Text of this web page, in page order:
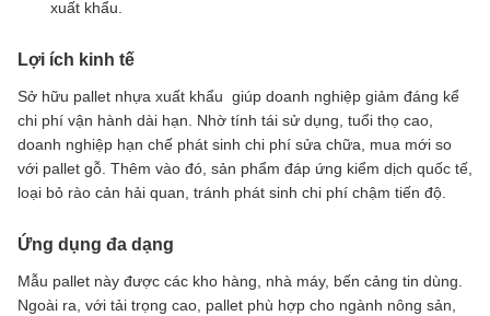
xuất khẩu.
Lợi ích kinh tế
Sở hữu pallet nhựa xuất khẩu giúp doanh nghiệp giảm đáng kể
chi phí vận hành dài hạn. Nhờ tính tái sử dụng, tuổi thọ cao,
doanh nghiệp hạn chế phát sinh chi phí sửa chữa, mua mới so
với pallet gỗ. Thêm vào đó, sản phẩm đáp ứng kiểm dịch quốc tế,
loại bỏ rào cản hải quan, tránh phát sinh chi phí chậm tiến độ.
Ứng dụng đa dạng
Mẫu pallet này được các kho hàng, nhà máy, bến cảng tin dùng.
Ngoài ra, với tải trọng cao, pallet phù hợp cho ngành nông sản,